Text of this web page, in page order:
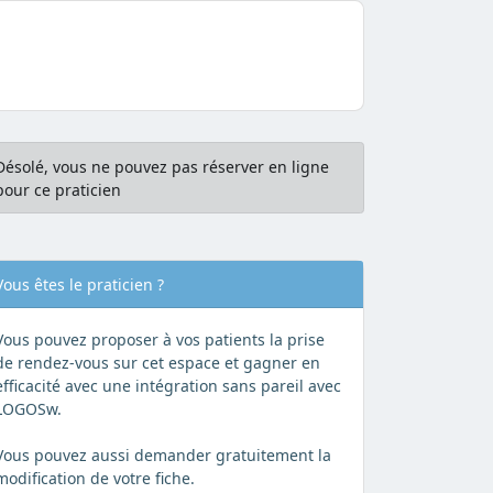
vous ne pouvez pas réserver en ligne
ce praticien
êtes le praticien ?
pouvez proposer à vos patients la prise
rendez-vous sur cet espace et gagner en
avec une intégration sans pareil avec
pouvez aussi demander gratuitement la
de votre fiche.